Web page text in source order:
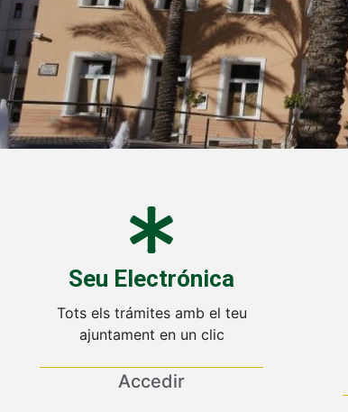
Seu Electrónica
Tots els trámites amb el teu
ajuntament en un clic
Accedir